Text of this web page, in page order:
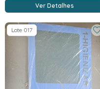
Ver Detalhes
Lote 017